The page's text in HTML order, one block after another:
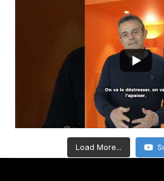
Load More...